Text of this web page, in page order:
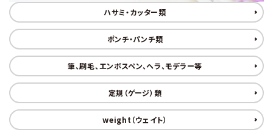
カルトナージュLeather用
金具・パーツ類
フルキット
Jolipapier
ハサミ・カッター類
ポンチ・パンチ類
筆、刷毛、エンボスペン、ヘラ、モデラー等
定規（ゲージ）類
weight（ウェイト）